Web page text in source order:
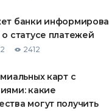
банки
статусе платежей
2412
карт с
какие
могут получить